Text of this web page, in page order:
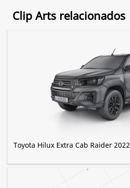
Clip Arts relacionados
Toyota Hilux Extra Cab Raider 2022